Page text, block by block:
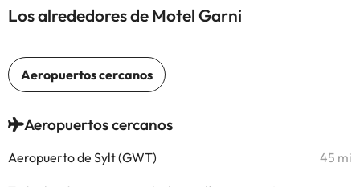
Los alrededores de Motel Garni
Aeropuertos cercanos
Aeropuerto de Sylt (GWT) 45 mi